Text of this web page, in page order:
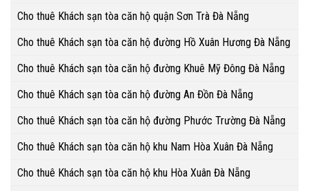
Cho thuê Khách sạn tòa căn hộ quận Sơn Trà Đà Nẵng
Cho thuê Khách sạn tòa căn hộ đường Hồ Xuân Hương Đà Nẵng
Cho thuê Khách sạn tòa căn hộ đường Khuê Mỹ Đông Đà Nẵng
Cho thuê Khách sạn tòa căn hộ đường An Đồn Đà Nẵng
Cho thuê Khách sạn tòa căn hộ đường Phước Trường Đà Nẵng
Cho thuê Khách sạn tòa căn hộ khu Nam Hòa Xuân Đà Nẵng
Cho thuê Khách sạn tòa căn hộ khu Hòa Xuân Đà Nẵng